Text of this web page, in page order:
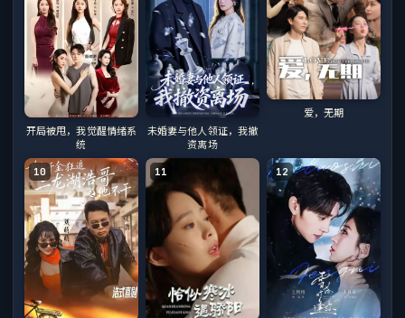
开局被甩，我觉醒情绪系
统
未婚妻与他人领证，我撤
资离场
爱，无期
10 11 12